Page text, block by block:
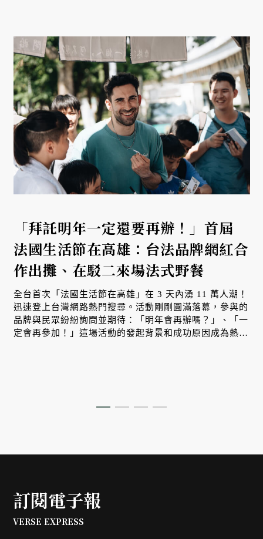
「拜託明年一定還要再辦！」首屆
法國生活節在高雄：台法品牌網紅合
作出攤、在駁二來場法式野餐
全台首次「法國生活節在高雄」在 3 天內湧 11 萬人潮！
迅速登上台灣網路熱門搜尋。活動剛剛圓滿落幕，參與的
品牌與民眾紛紛詢問並期待：「明年會再辦嗎？」、「一
定會再參加！」這場活動的發起背景和成功原因成為熱議
訂閱電子報
VERSE EXPRESS